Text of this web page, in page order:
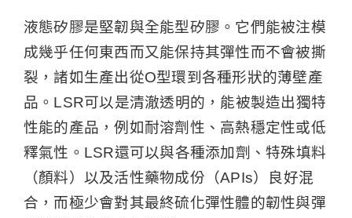
液態矽膠是堅韌與全能型矽膠。它們能被注模
成幾乎任何東西而又能保持其彈性而不會被撕
裂，諸如生產出從O型環到各種形狀的薄壁產
品。LSR可以是清澈透明的，能被製造出獨特
性能的產品，例如耐溶劑性、高熱穩定性或低
釋氣性。LSR還可以與各種添加劑、特殊填料
（顏料）以及活性藥物成份（APIs）良好混
合，而極少會對其最終硫化彈性體的韌性與彈